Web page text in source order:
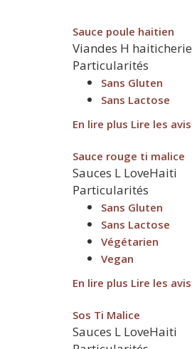
Sauce poule haitien
Viandes H haiticherie
Particularités
Sans Gluten
Sans Lactose
En lire plus Lire les avis
Sauce rouge ti malice
Sauces L LoveHaiti
Particularités
Sans Gluten
Sans Lactose
Végétarien
Vegan
En lire plus Lire les avis
Sos Ti Malice
Sauces L LoveHaiti